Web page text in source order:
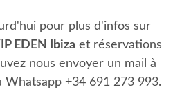
pour plus d'infos sur
EDEN Ibiza et réservations
nous envoyer un mail à
Whatsapp +34 691 273 993.